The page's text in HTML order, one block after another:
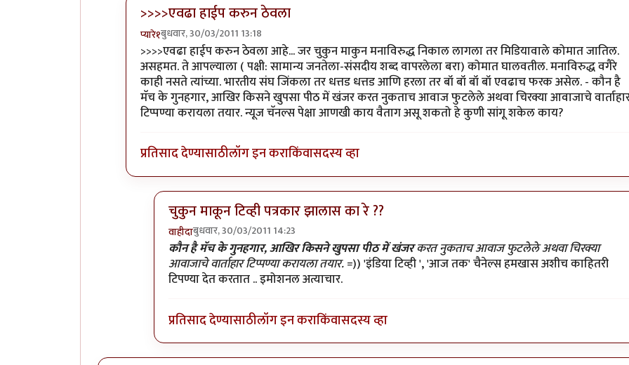
>>>>एवढा हाईप करुन ठेवला
प्यारे१बुधवार, 30/03/2011 13:18
In reply to+१byगणपा
>>>>एवढा हाईप करुन ठेवला आहे... जर चुकुन माकुन मनाविरुद्ध निकाल लागला तर मिडियावाले कोमात जातिल.
असहमत. ते आपल्याला ( पक्षी: सामान्य जनतेला-संसदीय शब्द वापरलेला बरा) कोमात घालवतील. मनाविरुद्ध वगैरे
काही नसते त्यांच्या. भारतीय संघ जिंकला तर धत्तड धत्तड आणि हरला तर बॉ बॉ बॉ बॉ एवढाच फरक असेल. - कौन है
मॅच के गुनहगार, आखिर किसने खुपसा पीठ में खंजर करत नुकताच आवाज फुटलेले अथवा चिरक्या आवाजाचे
टिप्पण्या करायला तयार. न्यूज चॅनल्स पेक्षा आणखी काय वैताग असू शकतो हे कुणी सांगू शकेल काय?
प्रतिसाद देण्यासाठीलॉग इन कराकिंवासदस्य व्हा
चुकुन माकून टिव्ही पत्रकार झालास का रे ??
वाहीदाबुधवार, 30/03/2011 14:23
In reply to>>>>एवढा हाईप करुन ठेवलाbyप्यारे१
कौन है मॅच के गुनहगार, आखिर किसने खुपसा पीठ में खंजरकरत नुकताच आवाज फुटलेले अथवा चिरक्या
आवाजाचे वार्ताहार टिप्पण्या करायला तयार.=)) 'इंडिया टिव्ही ', 'आज तक' चैनेल्स हमखास अशीच काहितरी
टिपण्या देत करतात .. इमोशनल अत्याचार.
प्रतिसाद देण्यासाठीलॉग इन कराकिंवासदस्य व्हा